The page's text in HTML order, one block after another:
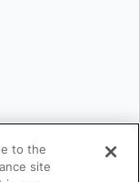
to the
site